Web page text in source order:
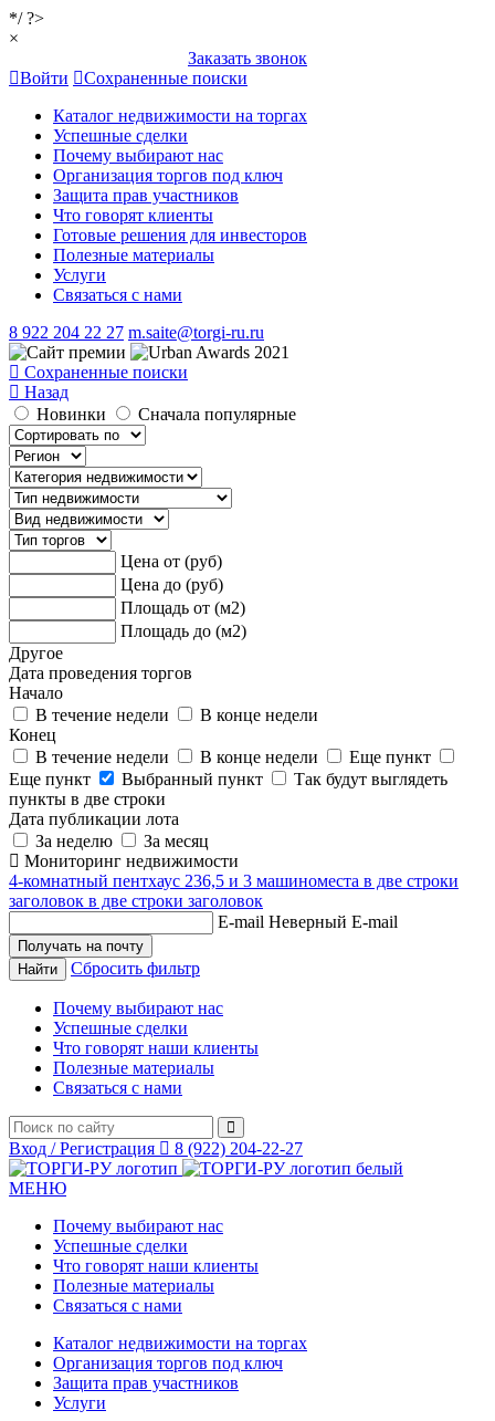
*/ ?>
×
Заказать звонок
Войти
Сохраненные поиски
Каталог недвижимости на торгах
Успешные сделки
Почему выбирают нас
Организация торгов под ключ
Защита прав участников
Что говорят клиенты
Готовые решения для инвесторов
Полезные материалы
Услуги
Связаться с нами
8 922 204 22 27 m.saite@torgi-ru.ru
Сохраненные поиски
Назад
Новинки
Сначала популярные
Цена от (руб)
Цена до (руб)
Площадь от (м2)
Площадь до (м2)
Другое
Дата проведения торгов
Начало
В течение недели
В конце недели
Конец
В течение недели
В конце недели
Еще пункт
Еще пункт
Выбранный пункт
Так будут выглядеть
пункты в две строки
Дата публикации лота
За неделю
За месяц
Мониторинг недвижимости
4-комнатный пентхаус 236,5 и 3 машиноместа в две строки
заголовок в две строки заголовок
E-mail Неверный E-mail
Сбросить фильтр
Почему выбирают нас
Успешные сделки
Что говорят наши клиенты
Полезные материалы
Связаться с нами
Вход / Регистрация 8 (922) 204-22-27
МЕНЮ
Почему выбирают нас
Успешные сделки
Что говорят наши клиенты
Полезные материалы
Связаться с нами
Каталог недвижимости на торгах
Организация торгов под ключ
Защита прав участников
Услуги